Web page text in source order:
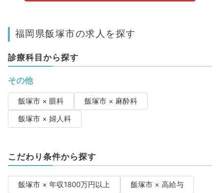
福岡県飯塚市の求人を探す
診療科目から探す
その他
飯塚市 × 眼科
飯塚市 × 麻酔科
飯塚市 × 婦人科
こだわり条件から探す
飯塚市 × 年収1800万円以上
飯塚市 × 高給与